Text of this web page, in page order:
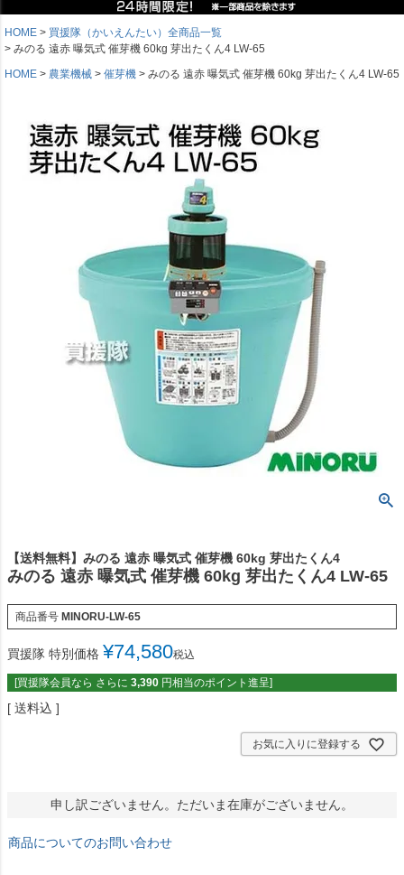
HOME
買援隊（かいえんたい）全商品一覧
みのる 遠赤 曝気式 催芽機 60kg 芽出たくん4 LW-65
HOME
農業機械 催芽機 みのる 遠赤 曝気式 催芽機 60kg 芽出たくん4 LW-65
【送料無料】みのる 遠赤 曝気式 催芽機 60kg 芽出たくん4
みのる 遠赤 曝気式 催芽機 60kg 芽出たくん4 LW-65
商品番号 MINORU-LW-65
買援隊 特別価格 ¥74,580税込
[買援隊会員なら さらに 3,390 円相当のポイント進呈]
送料込
お気に入りに登録する
申し訳ございません。ただいま在庫がございません。
商品についてのお問い合わせ